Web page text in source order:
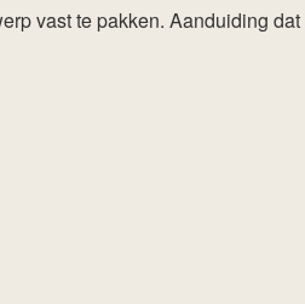
vast te pakken. Aanduiding